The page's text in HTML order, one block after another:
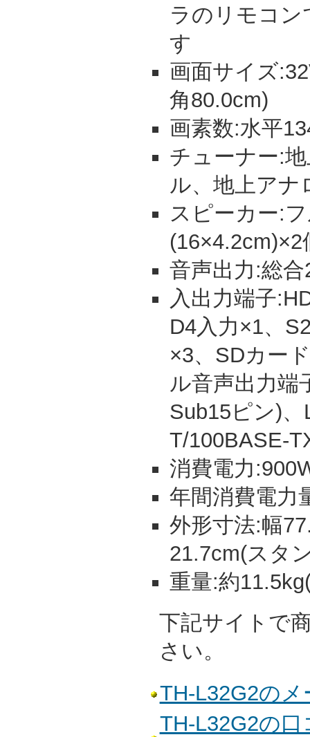
ラのリモコン
す
画面サイズ
角80.0cm)
画素数:水平
チューナー:
ル、地上アナ
スピーカー:
(16×4.2cm)×2
音声出力:総
入出力端子
D4入力×1、
×3、SDカー
ル音声出力端
Sub15ピン)
T/100BASE-
消費電力
年間消費電力
外形寸法:幅
21.7cm(スタ
重量:約
下記サイトで
さい。
TH-L32G2の
TH-L32G2の